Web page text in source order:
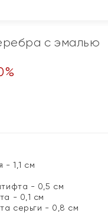
с эмалью
%
- 1,1 см
- 0,5 см
- 0,1 см
серьги - 0,8 см